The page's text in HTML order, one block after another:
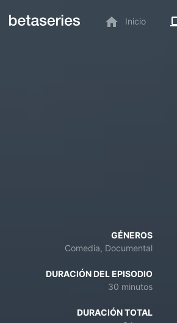
Inicio
GÉNEROS
Comedia, Documental
DURACIÓN DEL EPISODIO
30 minutos
DURACIÓN TOTAL